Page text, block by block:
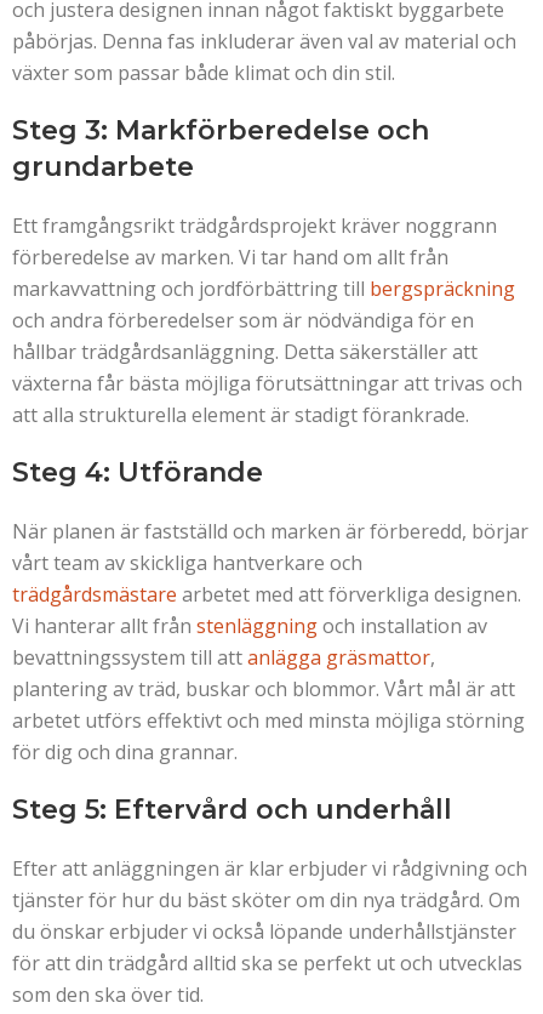
och justera designen innan något faktiskt byggarbete
påbörjas. Denna fas inkluderar även val av material och
växter som passar både klimat och din stil.
Steg 3: Markförberedelse och
grundarbete
Ett framgångsrikt trädgårdsprojekt kräver noggrann
förberedelse av marken. Vi tar hand om allt från
markavvattning och jordförbättring till bergspräckning
och andra förberedelser som är nödvändiga för en
hållbar trädgårdsanläggning. Detta säkerställer att
växterna får bästa möjliga förutsättningar att trivas och
att alla strukturella element är stadigt förankrade.
Steg 4: Utförande
När planen är fastställd och marken är förberedd, börjar
vårt team av skickliga hantverkare och
trädgårdsmästare arbetet med att förverkliga designen.
Vi hanterar allt från stenläggningoch installation av
bevattningssystem till attanlägga gräsmattor,
plantering av träd, buskar och blommor. Vårt mål är att
arbetet utförs effektivt och med minsta möjliga störning
för dig och dina grannar.
Steg 5: Eftervård och underhåll
Efter att anläggningen är klar erbjuder vi rådgivning och
tjänster för hur du bäst sköter om din nya trädgård. Om
du önskar erbjuder vi också löpande underhållstjänster
för att din trädgård alltid ska se perfekt ut och utvecklas
som den ska över tid.